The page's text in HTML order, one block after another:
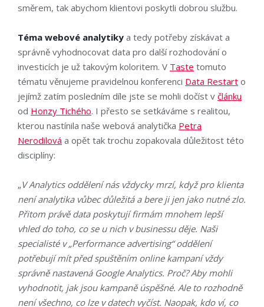
směrem, tak abychom klientovi poskytli dobrou službu.
Téma webové analytiky a tedy potřeby získávat a
správně vyhodnocovat data pro další rozhodování o
investicích je už takovým koloritem. V Taste tomuto
tématu věnujeme pravidelnou konferenci Data Restart o
jejímž zatím posledním díle jste se mohli dočíst v článku
od Honzy Tichého. I přesto se setkáváme s realitou,
kterou nastínila naše webová analytička Petra
Nerodilová a opět tak trochu zopakovala důležitost této
disciplíny:
„V Analytics oddělení nás vždycky mrzí, když pro klienta
není analytika vůbec důležitá a bere ji jen jako nutné zlo.
Přitom právě data poskytují firmám mnohem lepší
vhled do toho, co se u nich v businessu děje. Naši
specialisté v „Performance advertising“ oddělení
potřebují mít před spuštěním online kampaní vždy
správně nastavená Google Analytics. Proč? Aby mohli
vyhodnotit, jak jsou kampaně úspěšné. Ale to rozhodně
není všechno, co lze v datech vyčíst. Naopak, kdo ví, co